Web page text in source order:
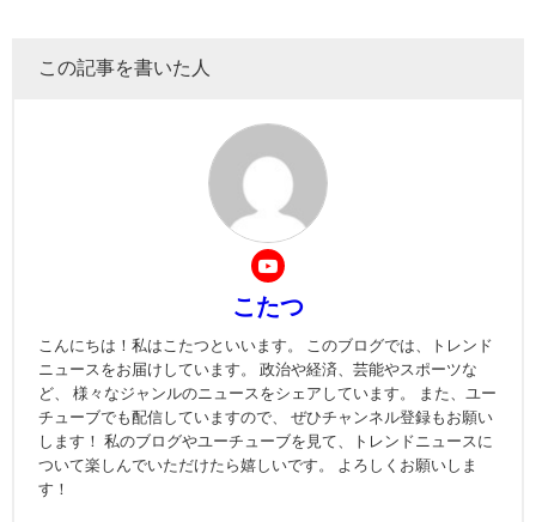
この記事を書いた人
こたつ
こんにちは！私はこたつといいます。 このブログでは、トレンド
ニュースをお届けしています。 政治や経済、芸能やスポーツな
ど、 様々なジャンルのニュースをシェアしています。 また、ユー
チューブでも配信していますので、 ぜひチャンネル登録もお願い
します！ 私のブログやユーチューブを見て、トレンドニュースに
ついて楽しんでいただけたら嬉しいです。 よろしくお願いしま
す！